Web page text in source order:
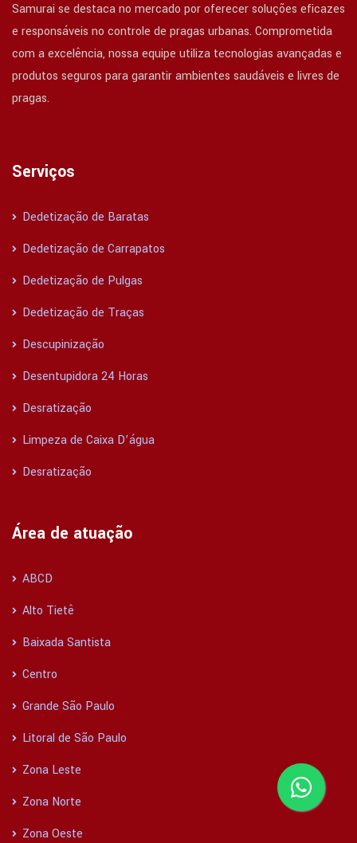
Samurai se destaca no mercado por oferecer soluções eficazes
e responsáveis no controle de pragas urbanas. Comprometida
com a excelência, nossa equipe utiliza tecnologias avançadas e
produtos seguros para garantir ambientes saudáveis e livres de
pragas.
Serviços
Dedetização de Baratas
Dedetização de Carrapatos
Dedetização de Pulgas
Dedetização de Traças
Descupinização
Desentupidora 24 Horas
Desratização
Limpeza de Caixa D’água
Desratização
Área de atuação
ABCD
Alto Tietê
Baixada Santista
Centro
Grande São Paulo
Litoral de São Paulo
Zona Leste
Zona Norte
Zona Oeste